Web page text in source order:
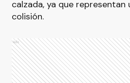
calzada, ya que
colisión.
Ads